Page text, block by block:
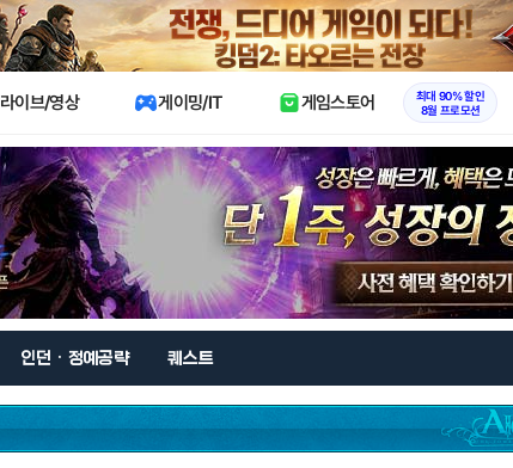
X
라이브/영상 게이밍/IT 게임스토어
최대 90% 할인
8월 프로모션
인던 · 정예공략 퀘스트